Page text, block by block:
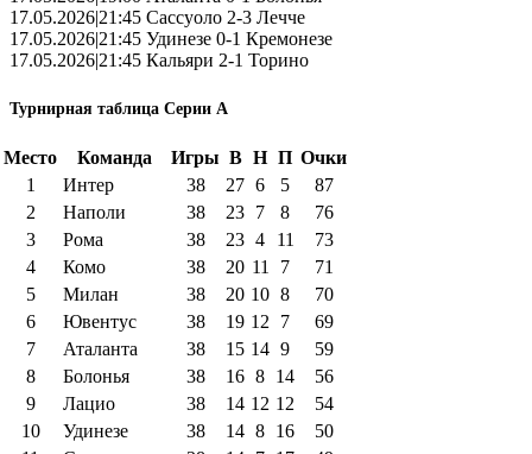
17.05.2026|21:45 Сассуоло 2-3 Лечче
17.05.2026|21:45 Удинезе 0-1 Кремонезе
17.05.2026|21:45 Кальяри 2-1 Торино
Турнирная таблица Серии А
Место Команда Игры В Н П Очки
1
Интер 38 27 6 5
87
2
Наполи 38 23 7 8
76
3
Рома 38 23 4 11
73
4
Комо 38 20 11 7
71
5
Милан 38 20 10 8
70
6
Ювентус 38 19 12 7
69
7
Аталанта 38 15 14 9
59
8
Болонья 38 16 8 14
56
9
Лацио 38 14 12 12
54
10
Удинезе 38 14 8 16
50